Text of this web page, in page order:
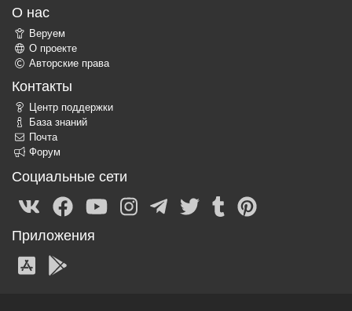
О нас
Веруем
О проекте
Авторские права
Контакты
Центр поддержки
База знаний
Почта
Форум
Социальные сети
Приложения